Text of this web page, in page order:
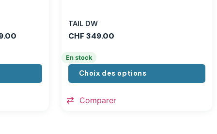
TAIL DW
CHF349.00
En stock
Choix des options
Comparer